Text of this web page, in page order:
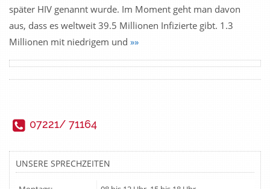
später HIV genannt wurde. Im Moment geht man davon
aus, dass es weltweit 39.5 Millionen Infizierte gibt. 1.3
Millionen mit niedrigem und »»
07221/ 71164
UNSERE SPRECHZEITEN